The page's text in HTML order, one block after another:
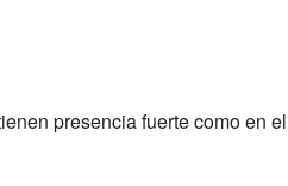
presencia fuerte como en el